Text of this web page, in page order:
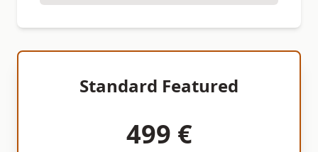
Standard Featured
499 €